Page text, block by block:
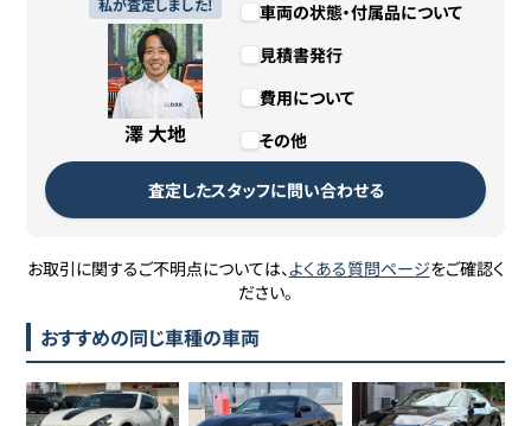
澤 大地
車両の状態・付属品について
見積書発行
費用について
その他
査定したスタッフに問い合わせる
お取引に関するご不明点については、よくある質問ページをご確認く
ださい。
おすすめの同じ車種の車両